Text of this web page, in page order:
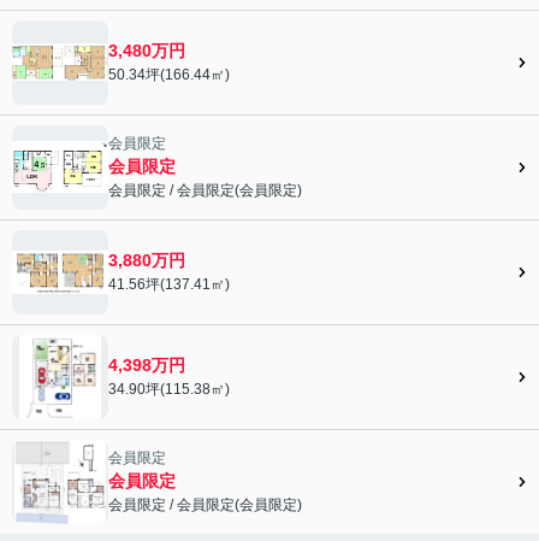
会員限定">
3,480万円
50.34坪(166.44㎡)
会員限定">
会員限定
会員限定
会員限定 /会員限定(会員限定)
3,880万円
41.56坪(137.41㎡)
4,398万円
34.90坪(115.38㎡)
会員限定
会員限定
会員限定 /会員限定(会員限定)